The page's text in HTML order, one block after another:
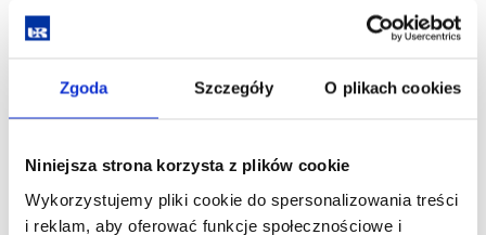
Zgoda Szczegóły O plikach cookies
Niniejsza strona korzysta z plików cookie
Wykorzystujemy pliki cookie do spersonalizowania treści
i reklam, aby oferować funkcje społecznościowe i
Czytaj Gazetę Uniwersytecką